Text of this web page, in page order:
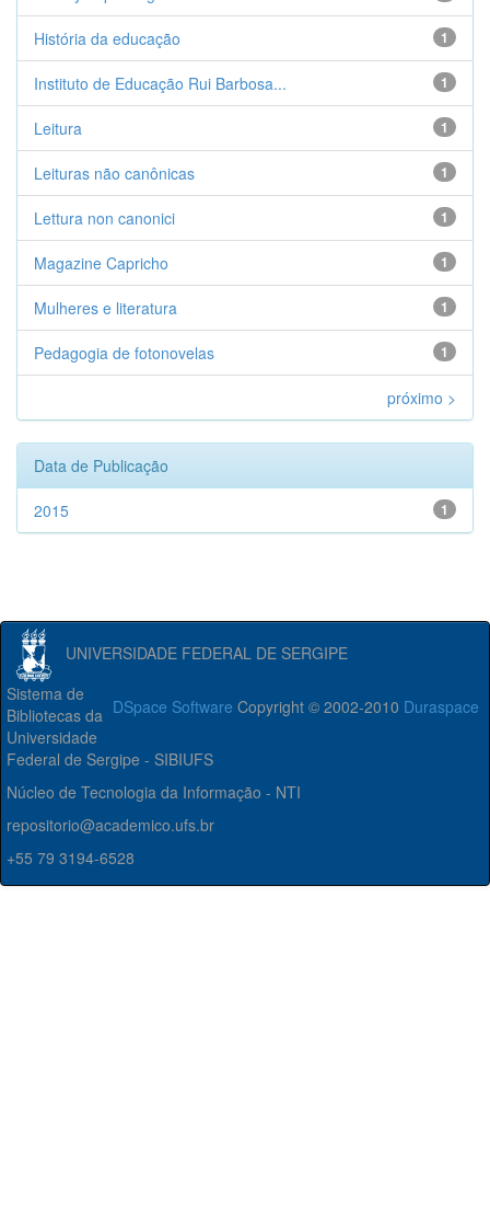
1
História da educação
1
Instituto de Educação Rui Barbosa...
1
Leitura
1
Leituras não canônicas
1
Lettura non canonici
1
Magazine Capricho
1
Mulheres e literatura
1
Pedagogia de fotonovelas
próximo >
Data de Publicação
1
2015
UNIVERSIDADE FEDERAL DE SERGIPE
DSpace Software Copyright © 2002-2010 Duraspace
Sistema de
Bibliotecas da
Universidade
Federal de Sergipe - SIBIUFS
Núcleo de Tecnologia da Informação - NTI
repositorio@academico.ufs.br
+55 79 3194-6528